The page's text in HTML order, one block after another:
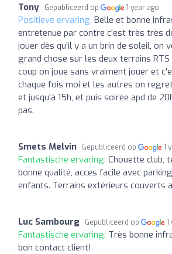
Tony Gepubliceerd op 1 year ago
Positieve ervaring: Belle et bonne
entretenue par contre c'est très très
jouer dès qu'il y a un brin de soleil, on
grand chose sur les deux terrains RTS
coup on joue sans vraiment jouer et
chaque fois moi et les autres on
et jusqu'à 15h, et puis soirée apd de
pas.
Smets Melvin Gepubliceerd op 1
Fantastische ervaring: Chouette club,
bonne qualité, acces facile avec
enfants. Terrains extérieurs couverts
Luc Sambourg Gepubliceerd op
Fantastische ervaring: Très bonne
bon contact client!